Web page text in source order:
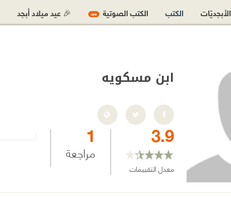
ابن مسكويه
3.9
معدل التقييمات
1
مراجعة
الأبجديّات الكتب الكتب الصوتية جديد 🎉 عيد ميلاد أبجد